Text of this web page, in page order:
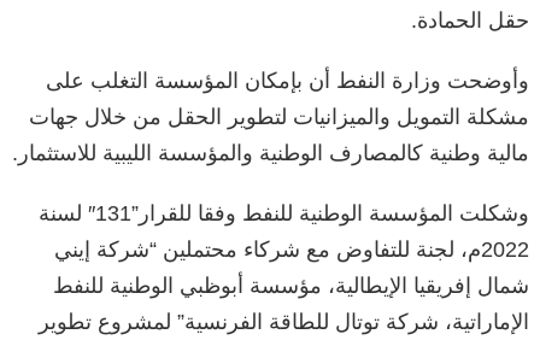
حقل الحمادة.
وأوضحت وزارة النفط أن بإمكان المؤسسة التغلب على
مشكلة التمويل والميزانيات لتطوير الحقل من خلال جهات
مالية وطنية كالمصارف الوطنية والمؤسسة الليبية للاستثمار.
وشكلت المؤسسة الوطنية للنفط وفقا للقرار”131″ لسنة
2022م، لجنة للتفاوض مع شركاء محتملين “شركة إيني
شمال إفريقيا الإيطالية، مؤسسة أبوظبي الوطنية للنفط
الإماراتية، شركة توتال للطاقة الفرنسية” لمشروع تطوير